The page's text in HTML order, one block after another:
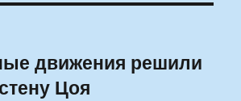
движения решили
Цоя